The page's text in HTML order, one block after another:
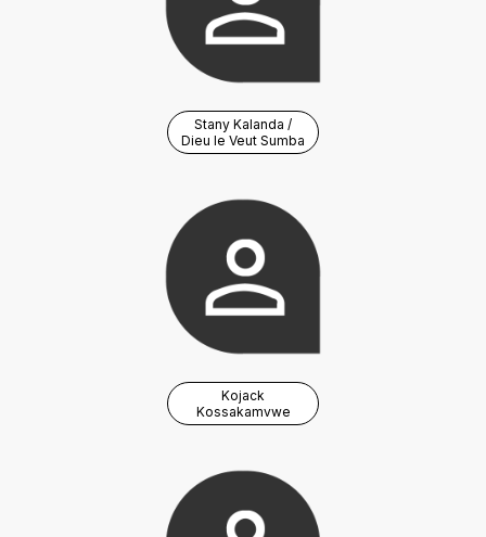
Stany Kalanda /
Dieu le Veut Sumba
Kojack
Kossakamvwe